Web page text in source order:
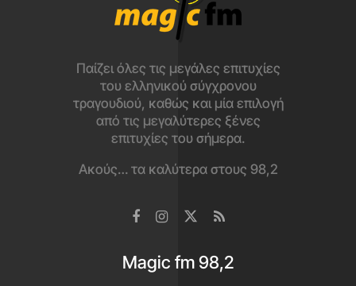
Παίζει όλες τις μεγάλες επιτυχίες
του ελληνικού σύγχρονου
τραγουδιού, καθώς και μία επιλογή
από τις μεγαλύτερες ξένες
επιτυχίες του σήμερα.
Ακούς… τα καλύτερα στους 98,2
Magic fm 98,2